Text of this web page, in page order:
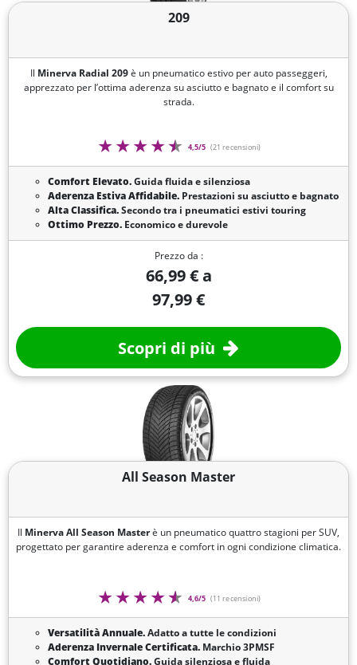
209
Il Minerva Radial 209è un pneumatico estivo per auto passeggeri,
apprezzato per l’ottima aderenza su asciutto e bagnato e il comfort su
strada.
4,5/5 (21 recensioni)
Comfort Elevato.Guida fluida e silenziosa
Aderenza Estiva Affidabile.Prestazioni su asciutto e bagnato
Alta Classifica.Secondo tra i pneumatici estivi touring
Ottimo Prezzo.Economico e durevole
Prezzo da :
66,99 € a
97,99 €
Scopri di più
All Season Master
Il Minerva All Season Masterè un pneumatico quattro stagioni per SUV,
progettato per garantire aderenza e comfort in ogni condizione climatica.
4,6/5 (11 recensioni)
Versatilità Annuale.Adatto a tutte le condizioni
Aderenza Invernale Certificata.Marchio 3PMSF
Comfort Quotidiano.Guida silenziosa e fluida